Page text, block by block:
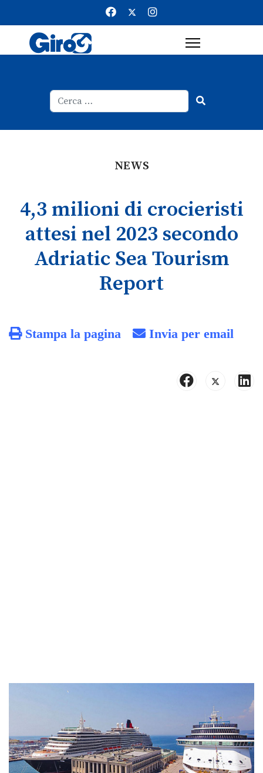
NEWS
4,3 milioni di crocieristi
attesi nel 2023 secondo
Adriatic Sea Tourism
Report
Stampa la pagina Invia per email